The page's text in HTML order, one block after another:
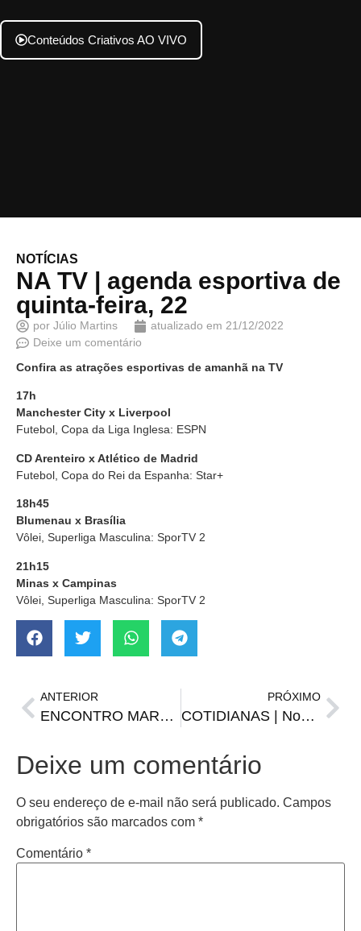
Conteúdos Criativos AO VIVO
NOTÍCIAS
NA TV | agenda esportiva de
quinta-feira, 22
por Júlio Martins atualizado em 21/12/2022
Deixe um comentário
Confira as atrações esportivas de amanhã na TV
17h
Manchester City x Liverpool
Futebol, Copa da Liga Inglesa: ESPN
CD Arenteiro x Atlético de Madrid
Futebol, Copa do Rei da Espanha: Star+
18h45
Blumenau x Brasília
Vôlei, Superliga Masculina: SporTV 2
21h15
Minas x Campinas
Vôlei, Superliga Masculina: SporTV 2
ANTERIOR
ENCONTRO MARCADO | Brasil cai na chave da Argentina no Sul-Americano Sub-20
PRÓXIMO
COTIDIANAS | Novo presidente da Câmara, asfalto na 20 e outras resenhas
Deixe um comentário
O seu endereço de e-mail não será publicado. Campos
obrigatórios são marcados com *
Comentário *